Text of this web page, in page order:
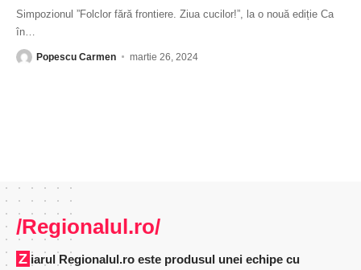
Simpozionul ”Folclor fără frontiere. Ziua cucilor!”, la o nouă ediție Ca
în
Popescu Carmen martie 26, 2024
/Regionalul.ro/
Ziarul Regionalul.ro este produsul unei echipe cu